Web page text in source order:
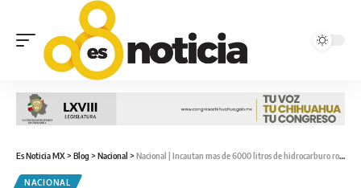
Es Noticia MX> Blog > Nacional > Nacional | Incautan mas de 6000 litros de hidrocarburo robado en Veracruz
NACIONAL